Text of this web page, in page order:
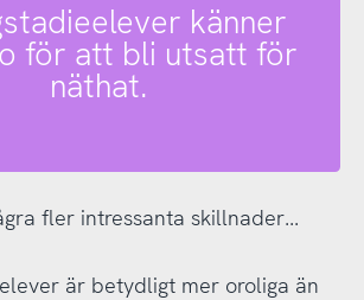
känner
för att bli utsatt för
näthat.
fler intressanta skillnader...
är betydligt mer oroliga än